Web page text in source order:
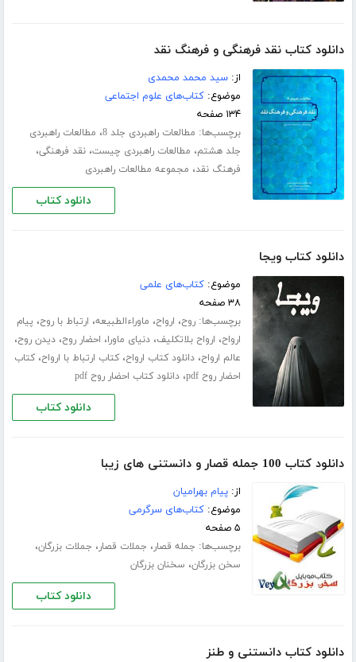
دانلود کتاب نقد فرهنگی و فرهنگ نقد
از:سید محمد محمدی
موضوع:کتاب‌های علوم اجتماعی
۱۳۴ صفحه
برچسب‌ها: مطالعات راهبردی جلد 8 ، مطالعات راهبردی
جلد هشتم، مطالعات راهبردی چیست،نقد فرهنگی،
فرهنگ نقد، مجموعه مطالعات راهبردی
دانلود کتاب
دانلود کتاب ویجا
موضوع:کتاب‌های علمی
۳۸ صفحه
برچسب‌ها:روح، ارواح، ماوراءالطبیعه، ارتباط با روح، پیام
ارواح، ارواح بلاتکلیف،دنیای ماورا، احضار روح،دیدن روح،
عالم ارواح،دانلود کتاب ارواح،کتاب ارتباط با ارواح،کتاب
احضار روح pdf
،دانلود کتاب احضار روح pdf
دانلود کتاب
دانلود کتاب 100 جمله قصار و دانستنی های زیبا
از:پیام بهرامیان
موضوع:کتاب‌های سرگرمی
۵ صفحه
برچسب‌ها: جمله قصار، جملات قصار، جملات بزرگان،
سخن بزرگان، سخنان بزرگان
دانلود کتاب
دانلود کتاب دانستنی و طنز